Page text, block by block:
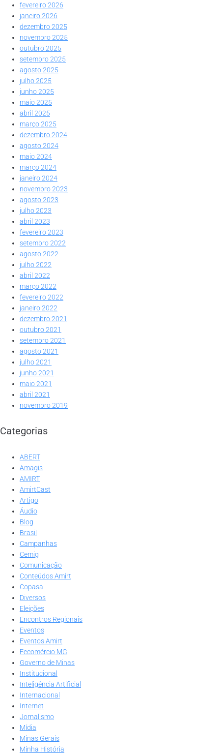
fevereiro 2026
janeiro 2026
dezembro 2025
novembro 2025
outubro 2025
setembro 2025
agosto 2025
julho 2025
junho 2025
maio 2025
abril 2025
março 2025
dezembro 2024
agosto 2024
maio 2024
março 2024
janeiro 2024
novembro 2023
agosto 2023
julho 2023
abril 2023
fevereiro 2023
setembro 2022
agosto 2022
julho 2022
abril 2022
março 2022
fevereiro 2022
janeiro 2022
dezembro 2021
outubro 2021
setembro 2021
agosto 2021
julho 2021
junho 2021
maio 2021
abril 2021
novembro 2019
Categorias
ABERT
Amagis
AMIRT
AmirtCast
Artigo
Áudio
Blog
Brasil
Campanhas
Cemig
Comunicação
Conteúdos Amirt
Copasa
Diversos
Eleições
Encontros Regionais
Eventos
Eventos Amirt
Fecomércio MG
Governo de Minas
Institucional
Inteligência Artificial
Internacional
Internet
Jornalismo
Mídia
Minas Gerais
Minha História